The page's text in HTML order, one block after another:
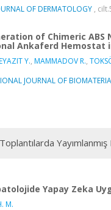
OF DERMATOLOGY ,
of Chimeric
Ankaferd Hemostat
Y., MAMMADOV R.,
JOURNAL OF
Yapay Zeka
M.